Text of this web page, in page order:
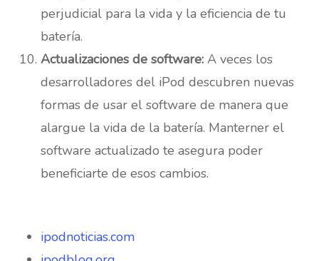
perjudicial para la vida y la eficiencia de tu
batería.
Actualizaciones de software:A veces los
desarrolladores del iPod descubren nuevas
formas de usar el software de manera que
alargue la vida de la batería. Manterner el
software actualizado te asegura poder
beneficiarte de esos cambios.
ipodnoticias.com